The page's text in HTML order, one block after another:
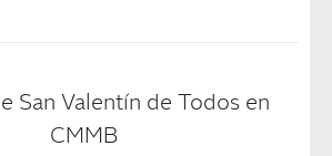
San Valentín de Todos en
CMMB